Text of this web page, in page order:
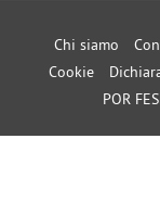
Chi siamo
Cookie
POR